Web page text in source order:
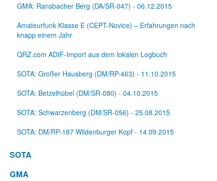
GMA: Ransbacher Berg (DA/SR-047) - 06.12.2015
Amateurfunk Klasse E (CEPT-Novice) – Erfahrungen nach
knapp einem Jahr
QRZ.com ADIF-Import aus dem lokalen Logbuch
SOTA: Großer Hausberg (DM/RP-463) - 11.10.2015
SOTA: Betzelhübel (DM/SR-080) - 04.10.2015
SOTA: Schwarzenberg (DM/SR-056) - 25.08.2015
SOTA: DM/RP-187 Wildenburger Kopf - 14.09.2015
SOTA
GMA